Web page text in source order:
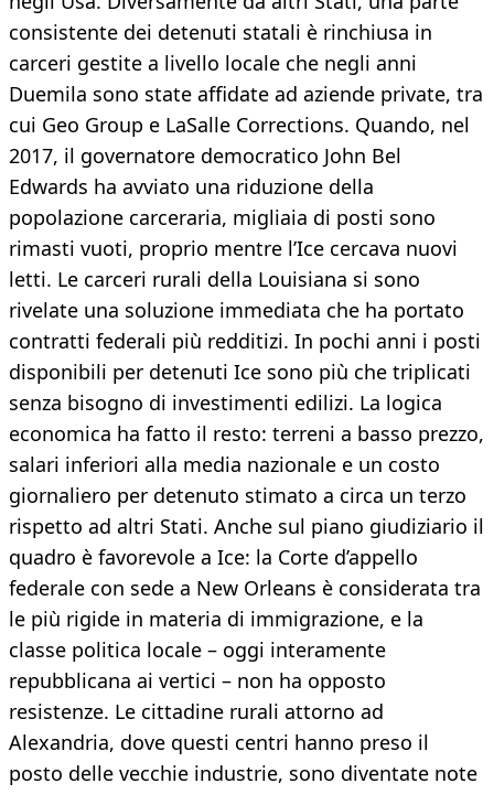
consistente dei detenuti statali è rinchiusa in
carceri gestite a livello locale che negli anni
Duemila sono state affidate ad aziende private, tra
cui Geo Group e LaSalle Corrections. Quando, nel
2017, il governatore democratico John Bel
Edwards ha avviato una riduzione della
popolazione carceraria, migliaia di posti sono
rimasti vuoti, proprio mentre l’Ice cercava nuovi
letti. Le carceri rurali della Louisiana si sono
rivelate una soluzione immediata che ha portato
contratti federali più redditizi. In pochi anni i posti
disponibili per detenuti Ice sono più che triplicati
senza bisogno di investimenti edilizi. La logica
economica ha fatto il resto: terreni a basso prezzo,
salari inferiori alla media nazionale e un costo
giornaliero per detenuto stimato a circa un terzo
rispetto ad altri Stati. Anche sul piano giudiziario il
quadro è favorevole a Ice: la Corte d’appello
federale con sede a New Orleans è considerata tra
le più rigide in materia di immigrazione, e la
classe politica locale – oggi interamente
repubblicana ai vertici – non ha opposto
resistenze. Le cittadine rurali attorno ad
Alexandria, dove questi centri hanno preso il
posto delle vecchie industrie, sono diventate note